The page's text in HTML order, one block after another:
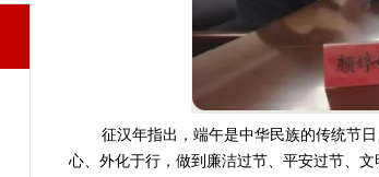
征汉年指出，端午是中华民族的传统节
心、外化于行，做到廉洁过节、平安过节、文